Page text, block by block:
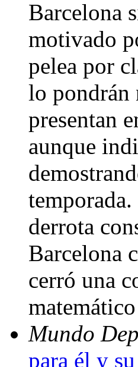
Barcelona
motivado
pelea por
lo pondrán
presentan
aunque
derrota
Barcelona
cerró una
Mundo
para él y